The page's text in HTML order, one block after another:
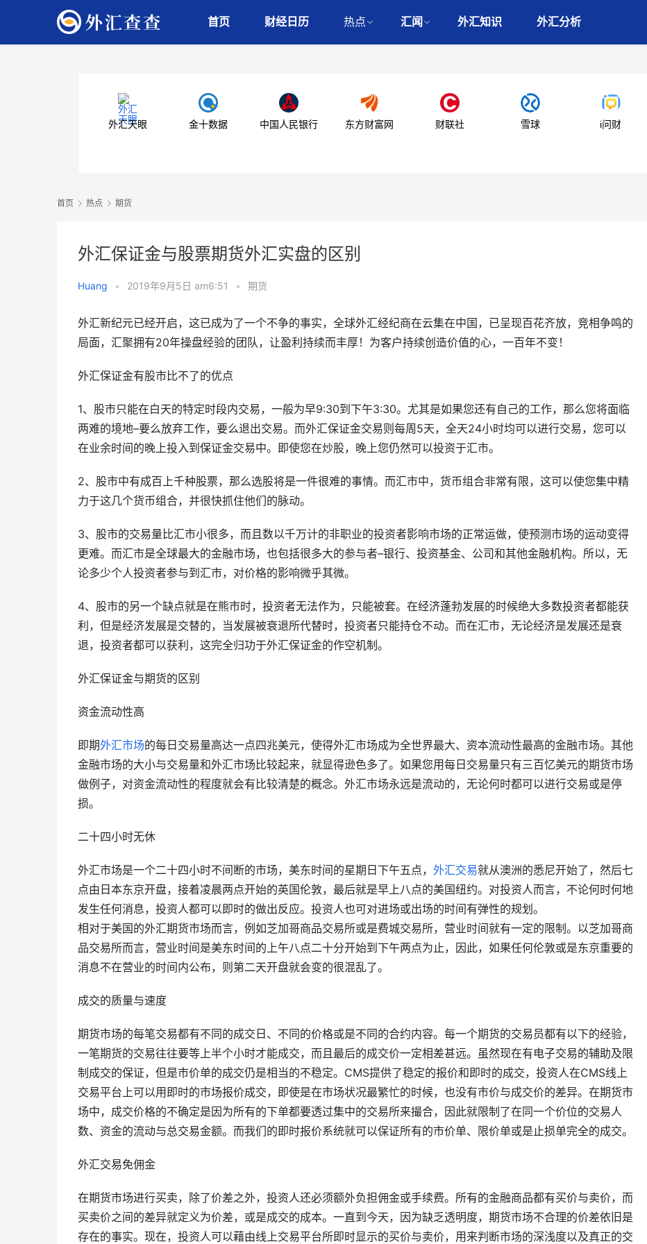
首页 财经日历 热点 汇闻 外汇知识 外汇分析
外汇天眼 金十数据 中国人民银行 东方财富网 财联社 雪球 i问财
首页 热点 期货
外汇保证金与股票期货外汇实盘的区别
Huang • 2019年9月5日 am6:51 • 期货
外汇新纪元已经开启，这已成为了一个不争的事实，全球外汇经纪商在云集在中国，已呈现百花齐放，竞相争鸣的
局面，汇聚拥有20年操盘经验的团队，让盈利持续而丰厚！为客户持续创造价值的心，一百年不变！
外汇保证金有股市比不了的优点
1、股市只能在白天的特定时段内交易，一般为早9:30到下午3:30。尤其是如果您还有自己的工作，那么您将面临
两难的境地–要么放弃工作，要么退出交易。而外汇保证金交易则每周5天，全天24小时均可以进行交易，您可以
在业余时间的晚上投入到保证金交易中。即使您在炒股，晚上您仍然可以投资于汇市。
2、股市中有成百上千种股票，那么选股将是一件很难的事情。而汇市中，货币组合非常有限，这可以使您集中精
力于这几个货币组合，并很快抓住他们的脉动。
3、股市的交易量比汇市小很多，而且数以千万计的非职业的投资者影响市场的正常运做，使预测市场的运动变得
更难。而汇市是全球最大的金融市场，也包括很多大的参与者–银行、投资基金、公司和其他金融机构。所以，无
论多少个人投资者参与到汇市，对价格的影响微乎其微。
4、股市的另一个缺点就是在熊市时，投资者无法作为，只能被套。在经济蓬勃发展的时候绝大多数投资者都能获
利，但是经济发展是交替的，当发展被衰退所代替时，投资者只能持仓不动。而在汇市，无论经济是发展还是衰
退，投资者都可以获利，这完全归功于外汇保证金的作空机制。
外汇保证金与期货的区别
资金流动性高
即期外汇市场的每日交易量高达一点四兆美元，使得外汇市场成为全世界最大、资本流动性最高的金融市场。其他
金融市场的大小与交易量和外汇市场比较起来，就显得逊色多了。如果您用每日交易量只有三百忆美元的期货市场
做例子，对资金流动性的程度就会有比较清楚的概念。外汇市场永远是流动的，无论何时都可以进行交易或是停
损。
二十四小时无休
外汇市场是一个二十四小时不间断的市场，美东时间的星期日下午五点， 外汇交易就从澳洲的悉尼开始了，然后七
点由日本东京开盘，接着凌晨两点开始的英国伦敦，最后就是早上八点的美国纽约。对投资人而言，不论何时何地
发生任何消息，投资人都可以即时的做出反应。投资人也可对进场或出场的时间有弹性的规划。
相对于美国的外汇期货市场而言，例如芝加哥商品交易所或是费城交易所，营业时间就有一定的限制。以芝加哥商
品交易所而言，营业时间是美东时间的上午八点二十分开始到下午两点为止，因此，如果任何伦敦或是东京重要的
消息不在营业的时间内公布，则第二天开盘就会变的很混乱了。
成交的质量与速度
期货市场的每笔交易都有不同的成交日、不同的价格或是不同的合约内容。每一个期货的交易员都有以下的经验，
一笔期货的交易往往要等上半个小时才能成交，而且最后的成交价一定相差甚远。虽然现在有电子交易的辅助及限
制成交的保证，但是市价单的成交仍是相当的不稳定。CMS提供了稳定的报价和即时的成交，投资人在CMS线上
交易平台上可以用即时的市场报价成交，即使是在市场状况最繁忙的时候，也没有市价与成交价的差异。在期货市
场中，成交价格的不确定是因为所有的下单都要透过集中的交易所来撮合，因此就限制了在同一个价位的交易人
数、资金的流动与总交易金额。而我们的即时报价系统就可以保证所有的市价单、限价单或是止损单完全的成交。
外汇交易免佣金
在期货市场进行买卖，除了价差之外，投资人还必须额外负担佣金或手续费。所有的金融商品都有买价与卖价，而
买卖价之间的差异就定义为价差，或是成交的成本。一直到今天，因为缺乏透明度，期货市场不合理的价差依旧是
存在的事实。现在，投资人可以藉由线上交易平台所即时显示的买价与卖价，用来判断市场的深浅度以及真正的交